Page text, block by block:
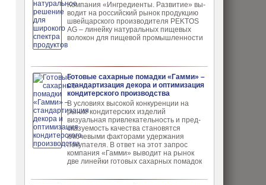
Компания «Ингредиенты. Развитие» вы­
водит на российский рынок продукцию
швей­царского производителя PEKTOS
AG – ли­нейку натуральных пищевых
волокон для пи­щевой промышленности
Готовые сахарные помадки «Гамми» –
стандартизация декора и оптимизация
кондитерского производства
В условиях высокой кон­куренции на
рынке конди­терских изделий
визуальная привлекательность и пред­
сказуемость качества ста­новятся
ключевыми факто­рами удержания
покупателя. В ответ на этот запрос
компания «Гамми» выводит на рынок
две линейки готовых сахарных помадок